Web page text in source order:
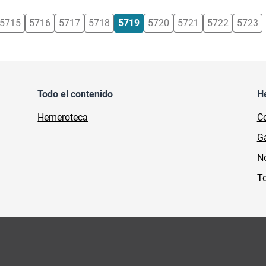
5716 5717 5718 5719 5720 5721 5722 5723
Todo el contenido
Hemeroteca